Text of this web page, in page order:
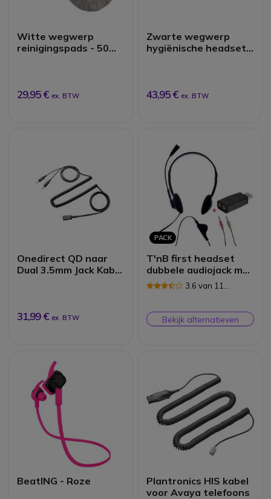
Witte wegwerp
reinigingspads - 50
29,95 € ex. BTW
Zwarte wegwerp
hygiënische headset
43,95 € ex. BTW
Onedirect QD naar
Dual 3.5mm Jack Kabel
31,99 € ex. BTW
PACK
T'nB first headset
dubbele audiojack met
USB adapter3.6 van 11
Bekijk alternatieven
BeatING - Roze
Plantronics HIS kabel
voor Avaya telefoons